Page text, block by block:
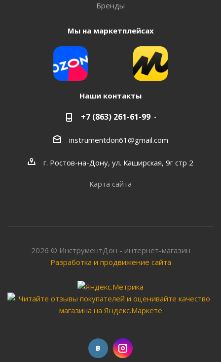
Бренды
Мы на маркетплейсах
Наши контакты
+7 (863) 261-61-99
instrumentdon61@gmail.com
г. Ростов-на-Дону, ул. Каширская, 9г стр 2
Карта сайта
2026 © ИнструментДон - интернет-магазин
Разработка и продвижение сайта